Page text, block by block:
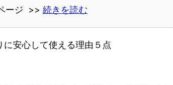
ージ >> 続きを読む
に安心して使える理由５点